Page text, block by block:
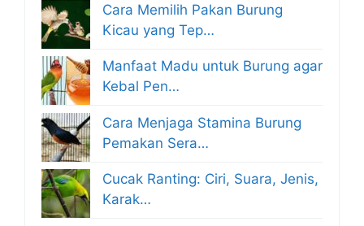
Cara Memilih Pakan Burung
Kicau yang Tep…
Manfaat Madu untuk Burung agar
Kebal Pen…
Cara Menjaga Stamina Burung
Pemakan Sera…
Cucak Ranting: Ciri, Suara, Jenis,
Karak…